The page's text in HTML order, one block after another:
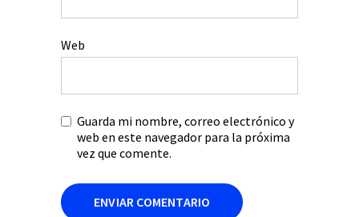
Web
Guarda mi nombre, correo electrónico y
web en este navegador para la próxima
vez que comente.